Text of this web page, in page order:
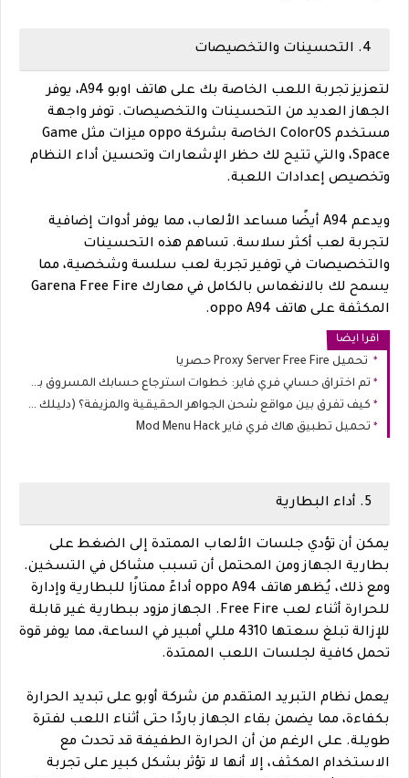
4. التحسينات والتخصيصات
لتعزيز تجربة اللعب الخاصة بك على هاتف اوبو A94، يوفر
الجهاز العديد من التحسينات والتخصيصات. توفر واجهة
مستخدم ColorOS الخاصة بشركة oppo ميزات مثل Game
Space، والتي تتيح لك حظر الإشعارات وتحسين أداء النظام
وتخصيص إعدادات اللعبة.
ويدعم A94 أيضًا مساعد الألعاب، مما يوفر أدوات إضافية
لتجربة لعب أكثر سلاسة. تساهم هذه التحسينات
والتخصيصات في توفير تجربة لعب سلسة وشخصية، مما
يسمح لك بالانغماس بالكامل في معارك Garena Free Fire
المكثفة على هاتف oppo A94.
اقرا ايضا
تحميل Proxy Server Free Fire حصريا
تم اختراق حسابي فري فاير: خطوات استرجاع حسابك المسروق بالتفصيل 2026
كيف تفرق بين مواقع شحن الجواهر الحقيقية والمزيفة؟ (دليلك لتجنب السرقة)
تحميل تطبيق هاك فري فاير Mod Menu Hack
5. أداء البطارية
يمكن أن تؤدي جلسات الألعاب الممتدة إلى الضغط على
بطارية الجهاز ومن المحتمل أن تسبب مشاكل في التسخين.
ومع ذلك، يُظهر هاتف oppo A94 أداءً ممتازًا للبطارية وإدارة
للحرارة أثناء لعب Free Fire. الجهاز مزود ببطارية غير قابلة
للإزالة تبلغ سعتها 4310 مللي أمبير في الساعة، مما يوفر قوة
تحمل كافية لجلسات اللعب الممتدة.
يعمل نظام التبريد المتقدم من شركة أوبو على تبديد الحرارة
بكفاءة، مما يضمن بقاء الجهاز باردًا حتى أثناء اللعب لفترة
طويلة. على الرغم من أن الحرارة الطفيفة قد تحدث مع
الاستخدام المكثف، إلا أنها لا تؤثر بشكل كبير على تجربة